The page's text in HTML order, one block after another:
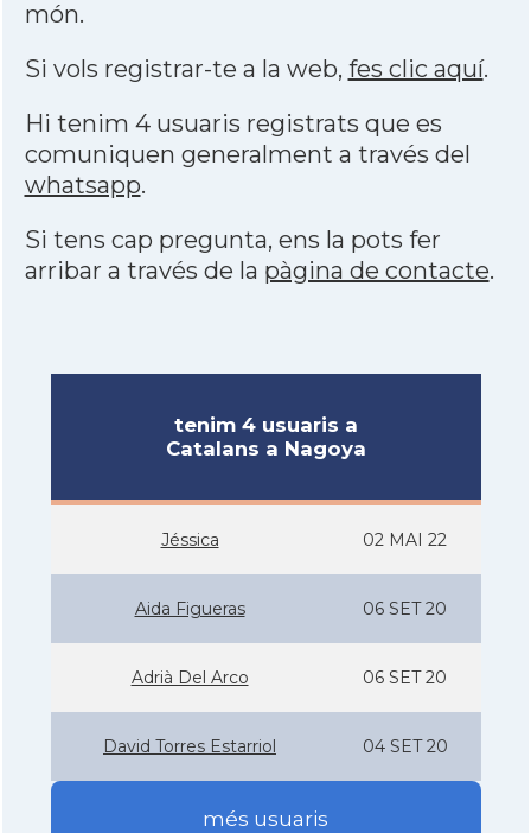
món.
Si vols registrar-te a la web, fes clic aquí.
Hi tenim 4 usuaris registrats que es
comuniquen generalment a través del
whatsapp.
Si tens cap pregunta, ens la pots fer
arribar a través de la pàgina de contacte.
tenim 4 usuaris a
Catalans a Nagoya
Jéssica 02 MAI 22
Aida Figueras 06 SET 20
Adrià Del Arco 06 SET 20
David Torres Estarriol 04 SET 20
més usuaris